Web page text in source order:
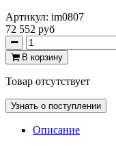
Артикул: im0807
72 552 руб
В корзину
Товар отсутствует
Узнать о поступлении
Описание